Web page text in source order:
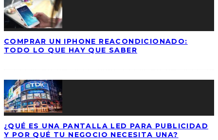
COMPRAR UN IPHONE REACONDICIONADO:
TODO LO QUE HAY QUE SABER
¿QUÉ ES UNA PANTALLA LED PARA PUBLICIDAD
Y POR QUÉ TU NEGOCIO NECESITA UNA?